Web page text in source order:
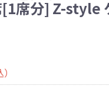
[1席分] Z-style